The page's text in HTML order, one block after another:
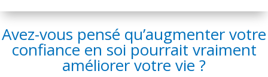
Avez-vous pensé qu’augmenter votre
confiance en soi pourrait vraiment
améliorer votre vie ?